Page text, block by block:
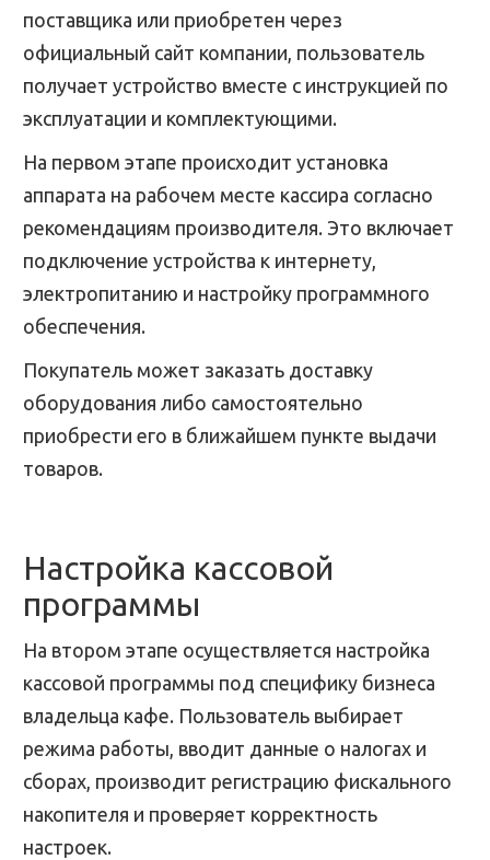
поставщика или приобретен через
официальный сайт компании, пользователь
получает устройство вместе с инструкцией по
эксплуатации и комплектующими.
На первом этапе происходит установка
аппарата на рабочем месте кассира согласно
рекомендациям производителя. Это включает
подключение устройства к интернету,
электропитанию и настройку программного
обеспечения.
Покупатель может заказать доставку
оборудования либо самостоятельно
приобрести его в ближайшем пункте выдачи
товаров.
Настройка кассовой
программы
На втором этапе осуществляется настройка
кассовой программы под специфику бизнеса
владельца кафе. Пользователь выбирает
режима работы, вводит данные о налогах и
сборах, производит регистрацию фискального
накопителя и проверяет корректность
настроек.